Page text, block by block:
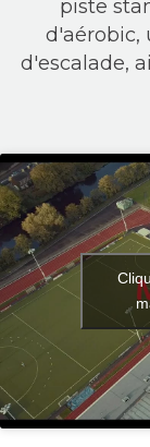
piste
d'aérobic,
d'escalade,